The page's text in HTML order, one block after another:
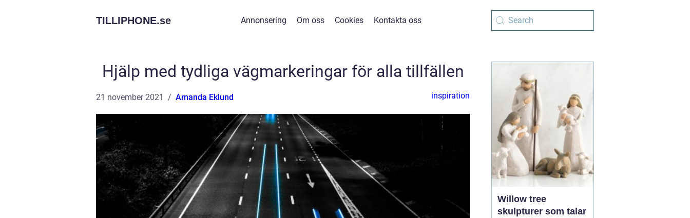
TILLIPHONE.se Annonsering Om oss Cookies Kontakta oss
Hjälp med tydliga vägmarkeringar för alla tillfällen
21 november 2021 Amanda Eklund inspiration
Willow tree
skulpturer som talar